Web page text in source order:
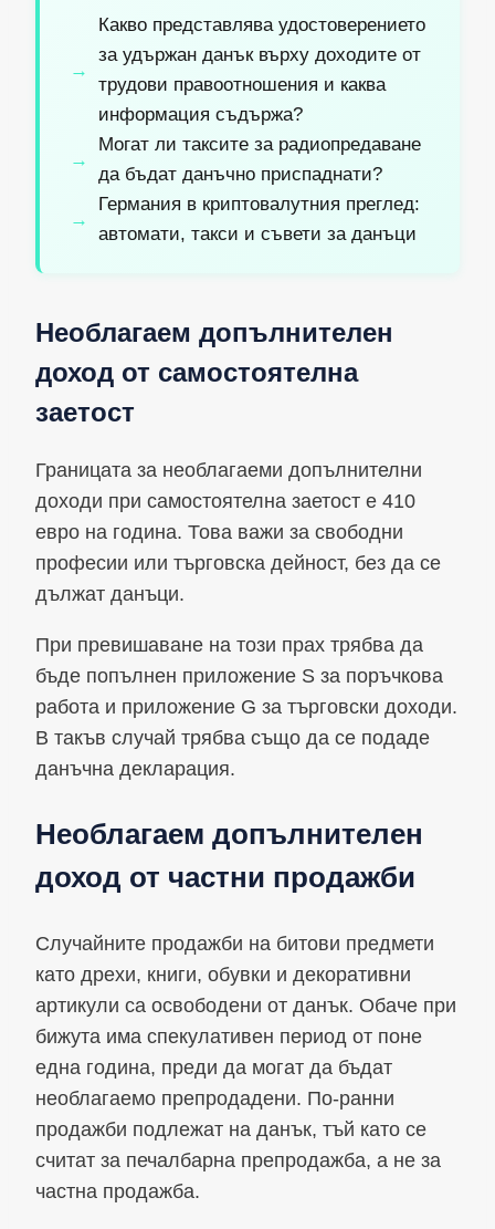
Какво представлява удостоверението
за удържан данък върху доходите от
трудови правоотношения и каква
информация съдържа?
Могат ли таксите за радиопредаване
да бъдат данъчно приспаднати?
Германия в криптовалутния преглед:
автомати, такси и съвети за данъци
Необлагаем допълнителен
доход от самостоятелна
заетост
Границата за необлагаеми допълнителни
доходи при самостоятелна заетост е 410
евро на година. Това важи за свободни
професии или търговска дейност, без да се
дължат данъци.
При превишаване на този прах трябва да
бъде попълнен приложение S за поръчкова
работа и приложение G за търговски доходи.
В такъв случай трябва също да се подаде
данъчна декларация.
Необлагаем допълнителен
доход от частни продажби
Случайните продажби на битови предмети
като дрехи, книги, обувки и декоративни
артикули са освободени от данък. Обаче при
бижута има спекулативен период от поне
една година, преди да могат да бъдат
необлагаемо препродадени. По-ранни
продажби подлежат на данък, тъй като се
считат за печалбарна препродажба, а не за
частна продажба.